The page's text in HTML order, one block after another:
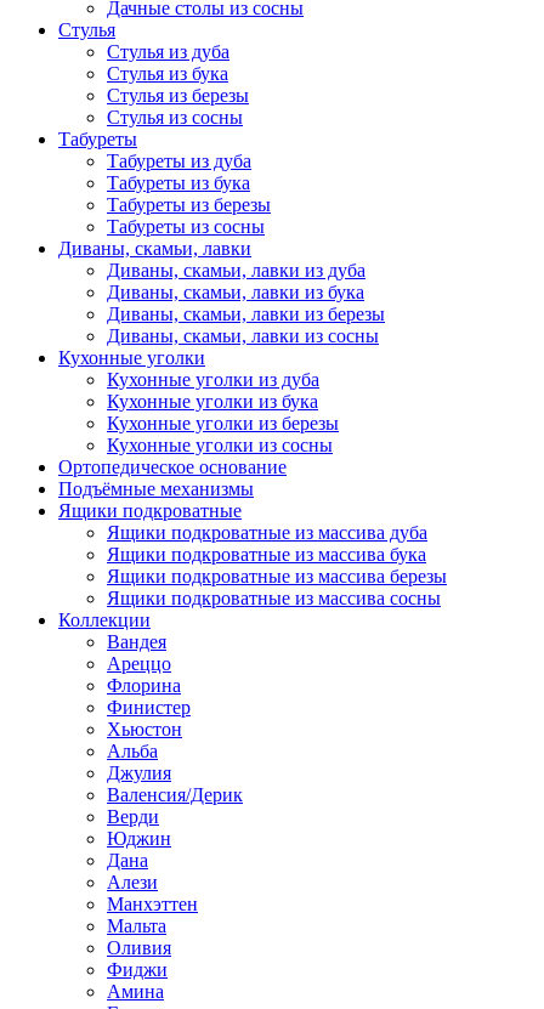
Дачные столы из сосны
Стулья
Стулья из дуба
Стулья из бука
Стулья из березы
Стулья из сосны
Табуреты
Табуреты из дуба
Табуреты из бука
Табуреты из березы
Табуреты из сосны
Диваны, скамьи, лавки
Диваны, скамьи, лавки из дуба
Диваны, скамьи, лавки из бука
Диваны, скамьи, лавки из березы
Диваны, скамьи, лавки из сосны
Кухонные уголки
Кухонные уголки из дуба
Кухонные уголки из бука
Кухонные уголки из березы
Кухонные уголки из сосны
Ортопедическое основание
Подъёмные механизмы
Ящики подкроватные
Ящики подкроватные из массива дуба
Ящики подкроватные из массива бука
Ящики подкроватные из массива березы
Ящики подкроватные из массива сосны
Коллекции
Вандея
Ареццо
Флорина
Финистер
Хьюстон
Альба
Джулия
Валенсия/Дерик
Верди
Юджин
Дана
Алези
Манхэттен
Мальта
Оливия
Фиджи
Амина